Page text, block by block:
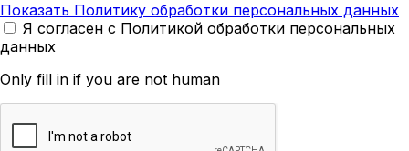
Показать Политику обработки персональных данных
Я согласен с Политикой обработки персональных
данных
Only fill in if you are not human